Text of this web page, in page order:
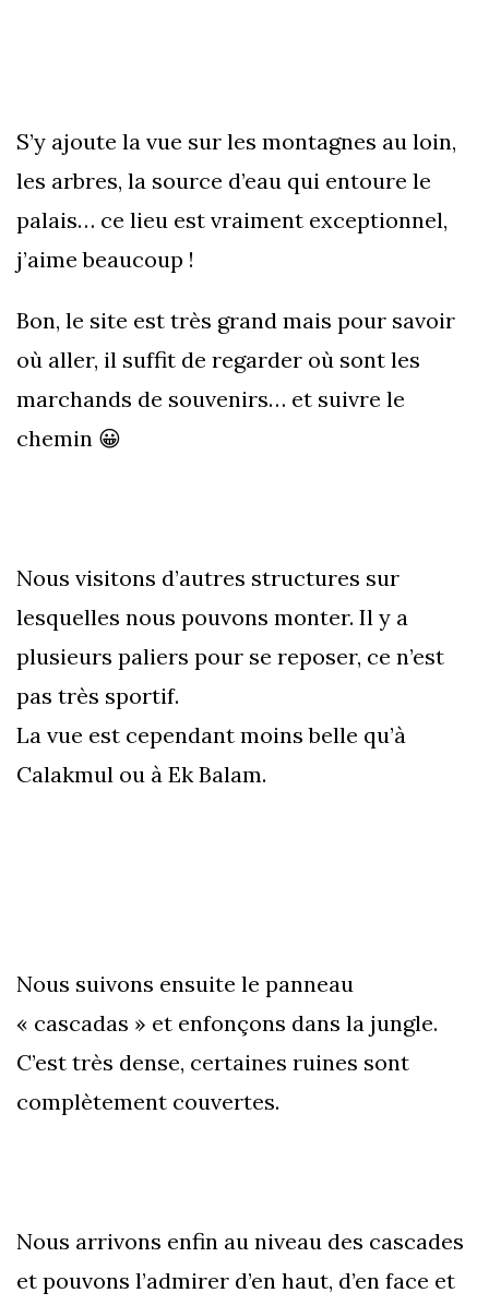
S’y ajoute la vue sur les montagnes au loin,
les arbres, la source d’eau qui entoure le
palais… ce lieu est vraiment exceptionnel,
j’aime beaucoup !
Bon, le site est très grand mais pour savoir
où aller, il suffit de regarder où sont les
marchands de souvenirs… et suivre le
chemin 😀
Nous visitons d’autres structures sur
lesquelles nous pouvons monter. Il y a
plusieurs paliers pour se reposer, ce n’est
pas très sportif.
La vue est cependant moins belle qu’à
Calakmul ou à Ek Balam.
Nous suivons ensuite le panneau
« cascadas » et enfonçons dans la jungle.
C’est très dense, certaines ruines sont
complètement couvertes.
Nous arrivons enfin au niveau des cascades
et pouvons l’admirer d’en haut, d’en face et